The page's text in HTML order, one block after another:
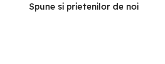
Spune si prietenilor de noi